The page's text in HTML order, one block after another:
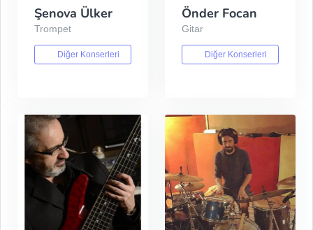
Şenova Ülker
Trompet
Diğer Konserleri
Önder Focan
Gitar
Diğer Konserleri